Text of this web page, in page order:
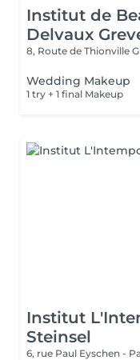
Institut de
Delvaux
8, Route de Thionville
Wedding Makeup
1 try + 1 final Makeup
Institut
Steinsel
6, rue Paul Eyschen -